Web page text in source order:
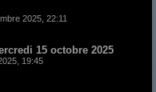
2025, 22:11
15 octobre 2025
19:45